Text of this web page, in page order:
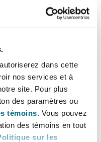
dans cette
nos services et à
site. Pour plus
des paramètres ou
témoins. Vous pouvez
des témoins en tout
sur les
spécialisée
staff
and weather of
experience in
claims and